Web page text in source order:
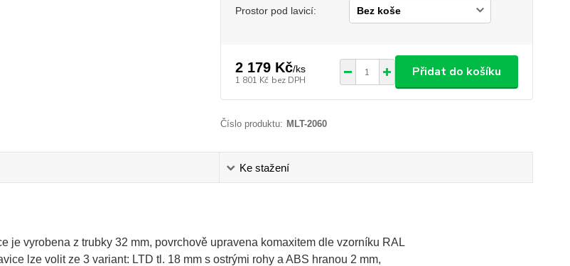
Prostor pod lavicí:
2 179 Kč/ks
1 801 Kč bez DPH
Přidat do košíku
Číslo produktu: MLT-2060
Ke stažení
je vyrobena z trubky 32 mm, povrchově upravena komaxitem dle vzorníku RAL
lze volit ze 3 variant: LTD tl. 18 mm s ostrými rohy a ABS hranou 2 mm,